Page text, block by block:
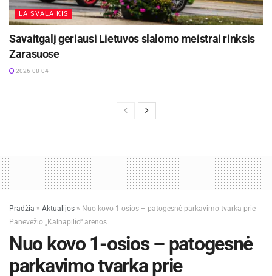
LAISVALAIKIS
Savaitgalį geriausi Lietuvos slalomo meistrai rinksis
Zarasuose
2026-08-04
Pradžia » Aktualijos » Nuo kovo 1-osios – patogesnė parkavimo tvarka prie
Panevėžio „Kalnapilio“ arenos
Nuo kovo 1-osios – patogesnė
parkavimo tvarka prie